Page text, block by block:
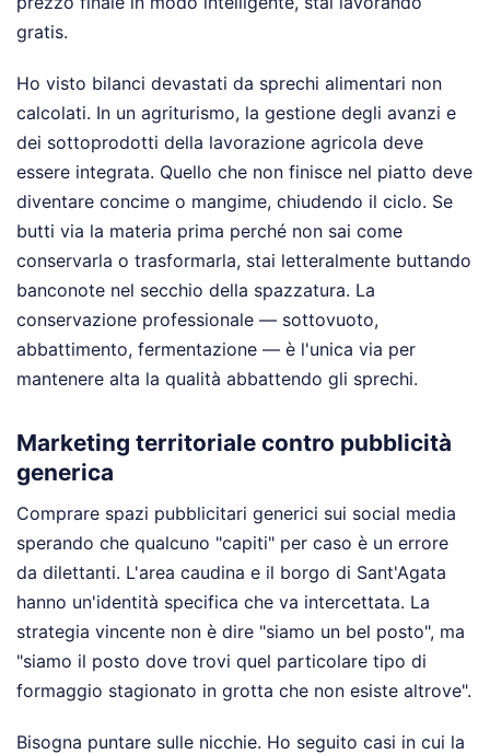
gratis.
Ho visto bilanci devastati da sprechi alimentari non
calcolati. In un agriturismo, la gestione degli avanzi e
dei sottoprodotti della lavorazione agricola deve
essere integrata. Quello che non finisce nel piatto deve
diventare concime o mangime, chiudendo il ciclo. Se
butti via la materia prima perché non sai come
conservarla o trasformarla, stai letteralmente buttando
banconote nel secchio della spazzatura. La
conservazione professionale — sottovuoto,
abbattimento, fermentazione — è l'unica via per
mantenere alta la qualità abbattendo gli sprechi.
Marketing territoriale contro pubblicità
generica
Comprare spazi pubblicitari generici sui social media
sperando che qualcuno "capiti" per caso è un errore
da dilettanti. L'area caudina e il borgo di Sant'Agata
hanno un'identità specifica che va intercettata. La
strategia vincente non è dire "siamo un bel posto", ma
"siamo il posto dove trovi quel particolare tipo di
formaggio stagionato in grotta che non esiste altrove".
Bisogna puntare sulle nicchie. Ho seguito casi in cui la